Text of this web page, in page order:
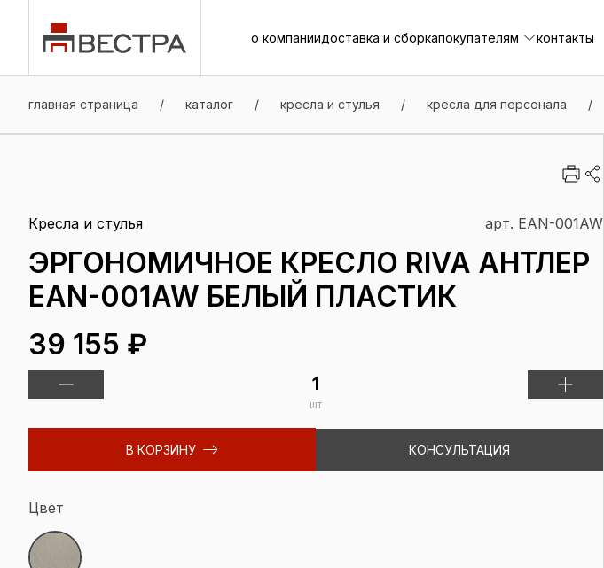
о компаниидоставка и сборкапокупателям
контакты
главная страница / каталог / кресла и стулья / кресла для персонала /
Кресла и стулья арт. EAN-001AW
ЭРГОНОМИЧНОЕ КРЕСЛО RIVA АНТЛЕР
EAN-001AW БЕЛЫЙ ПЛАСТИК
39 155 ₽
шт
В КОРЗИНУ КОНСУЛЬТАЦИЯ
Цвет